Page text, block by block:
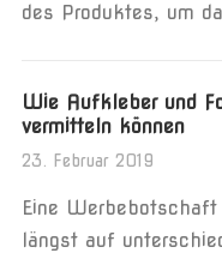
des Produktes, um
Wie Aufkleber und
vermitteln können
23. Februar 2019
Eine
längst auf